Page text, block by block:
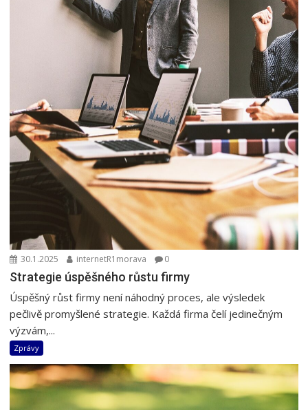
30.1.2025 internetR1morava 0
Strategie úspěšného růstu firmy
Úspěšný růst firmy není náhodný proces, ale výsledek
pečlivě promyšlené strategie. Každá firma čelí jedinečným
výzvám,...
Zprávy